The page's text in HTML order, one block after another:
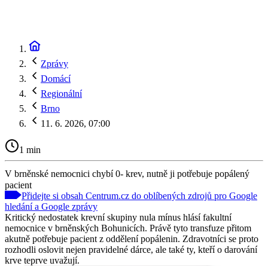
Zprávy
Domácí
Regionální
Brno
11. 6. 2026, 07:00
1 min
V brněnské nemocnici chybí 0- krev, nutně ji potřebuje popálený
pacient
Přidejte si obsah Centrum.cz do oblíbených zdrojů pro Google
hledání a Google zprávy
Kritický nedostatek krevní skupiny nula mínus hlásí fakultní
nemocnice v brněnských Bohunicích. Právě tyto transfuze přitom
akutně potřebuje pacient z oddělení popálenin. Zdravotníci se proto
rozhodli oslovit nejen pravidelné dárce, ale také ty, kteří o darování
krve teprve uvažují.